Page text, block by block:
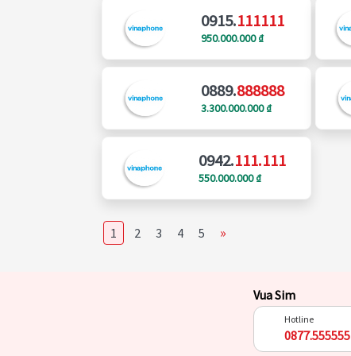
0915.111111
950.000.000 ₫
0889.888888
3.300.000.000 ₫
0942.111.111
550.000.000 ₫
1 2 3 4 5 »
Vua Sim
Hotline
0877.555555